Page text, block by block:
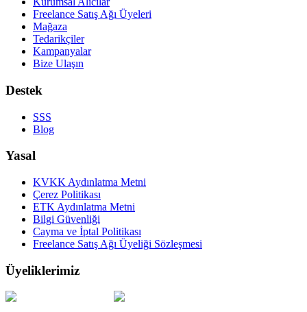
Freelance Satış Ağı Üyeleri
Mağaza
Tedarikçiler
Kampanyalar
Bize Ulaşın
Destek
SSS
Blog
Yasal
KVKK Aydınlatma Metni
Çerez Politikası
ETK Aydınlatma Metni
Bilgi Güvenliği
Cayma ve İptal Politikası
Freelance Satış Ağı Üyeliği Sözleşmesi
Üyeliklerimiz